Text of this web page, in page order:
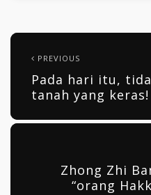
PREVIOUS
Pada hari itu,
tanah yang keras!
Zhong Zhi
“orang